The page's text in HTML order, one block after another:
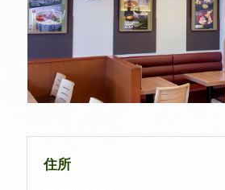
住所